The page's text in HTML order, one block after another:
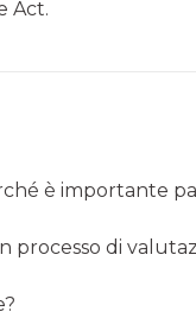
Act.
è importante
di